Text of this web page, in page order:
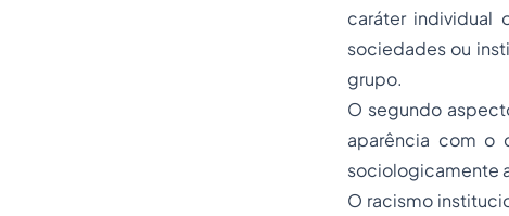
caráter individual
sociedades ou
grupo.
O segundo
aparência com o
sociologicamente
O racismo